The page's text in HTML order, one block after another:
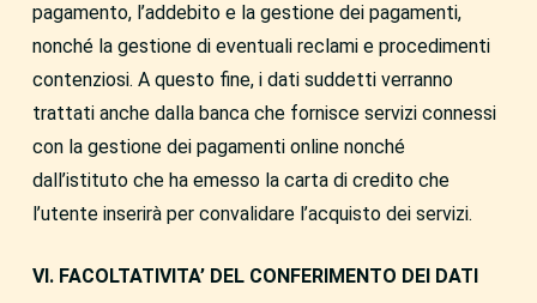
pagamento, l’addebito e la gestione dei pagamenti,
nonché la gestione di eventuali reclami e procedimenti
contenziosi. A questo fine, i dati suddetti verranno
trattati anche dalla banca che fornisce servizi connessi
con la gestione dei pagamenti online nonché
dall’istituto che ha emesso la carta di credito che
l’utente inserirà per convalidare l’acquisto dei servizi.
VI. FACOLTATIVITA’ DEL CONFERIMENTO DEI DATI